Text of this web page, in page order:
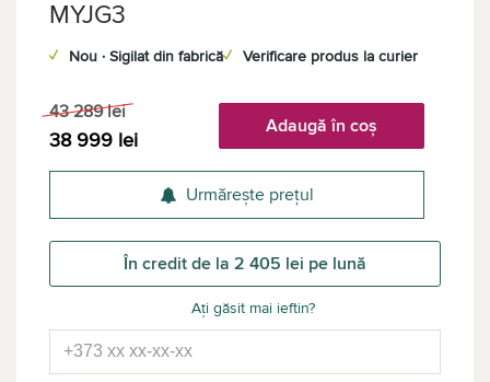
MYJG3
✓ Nou · Sigilat din fabrică✓ Verificare produs la curier
43 289 lei
38 999 lei
Adaugă în coș
Urmărește prețul
În credit de la 2 405 lei pe lună
Ați găsit mai ieftin?